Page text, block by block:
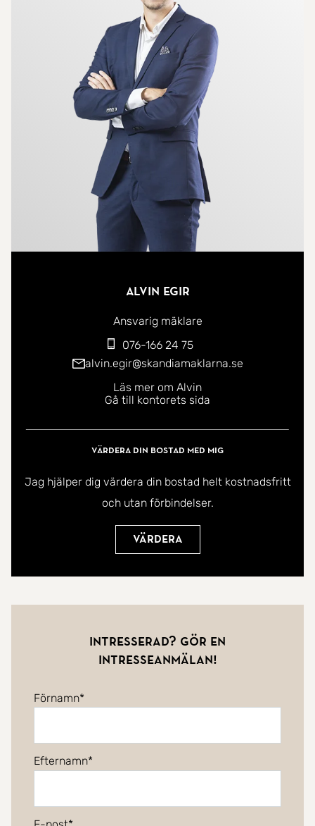
Alvin Egir
Ansvarig mäklare
076-166 24 75
alvin.egir@skandiamaklarna.se
Läs mer om Alvin
Gå till kontorets sida
Värdera din bostad med mig
Jag hjälper dig värdera din bostad helt kostnadsfritt
och utan förbindelser.
Värdera
Intresserad? Gör en
intresseanmälan!
Förnamn
Efternamn